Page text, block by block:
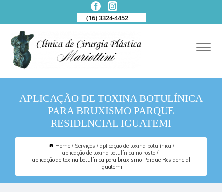
(16) 3324-4452
APLICAÇÃO DE TOXINA BOTULÍNICA
PARA BRUXISMO PARQUE
RESIDENCIAL IGUATEMI
Home Serviços
aplicação de toxina botulínica
aplicação de toxina botulínica no rosto
aplicação de toxina botulínica para bruxismo Parque Residencial
Iguatemi